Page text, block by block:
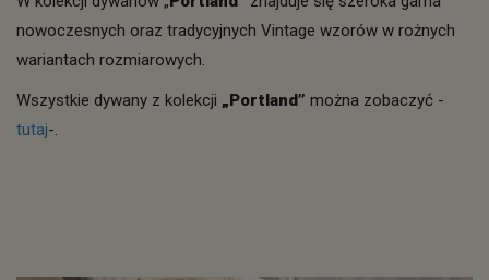
nowoczesnych oraz tradycyjnych Vintage wzorów w rożnych
wariantach rozmiarowych.
Wszystkie dywany z kolekcji „Portland” można zobaczyć -
tutaj-.